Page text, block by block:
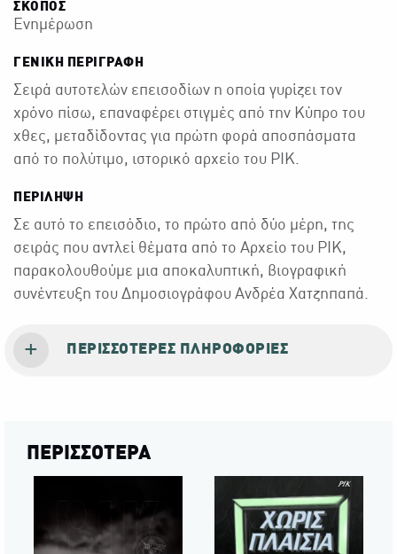
ΣΚΟΠΟΣ
Ενημέρωση
ΓΕΝΙΚΉ ΠΕΡΙΓΡΑΦΉ
Σειρά αυτοτελών επεισοδίων η οποία γυρίζει τον
χρόνο πίσω, επαναφέρει στιγμές από την Κύπρο του
χθες, μεταδίδοντας για πρώτη φορά αποσπάσματα
από το πολύτιμο, ιστορικό αρχείο του ΡΙΚ.
ΠΕΡΙΛΗΨΗ
Σε αυτό το επεισόδιο, το πρώτο από δύο μέρη, της
σειράς που αντλεί θέματα από το Αρχείο του ΡΙΚ,
παρακολουθούμε μια αποκαλυπτική, βιογραφική
συνέντευξη του Δημοσιογράφου Ανδρέα Χατζηπαπά.
ΠΕΡΙΣΣΌΤΕΡΕΣ ΠΛΗΡΟΦΟΡΊΕΣ
ΠΕΡΙΣΣΟΤΕΡΑ